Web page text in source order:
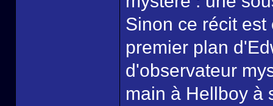
Sinon ce récit
premier plan
d'observateur
main à Hellboy à